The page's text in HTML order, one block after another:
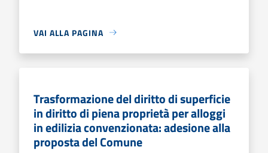
VAI ALLA PAGINA
Trasformazione del diritto di superficie
in diritto di piena proprietà per alloggi
in edilizia convenzionata: adesione alla
proposta del Comune